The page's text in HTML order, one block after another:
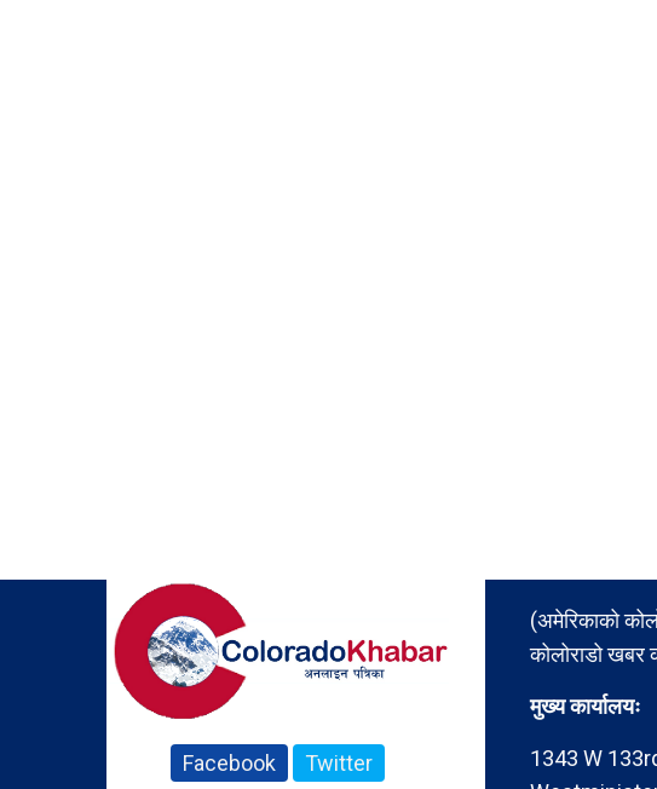
Facebook Twitter
(अमेरिकाको
कोलोराडो खबर
मुख्य कार्यालयः
1343 W